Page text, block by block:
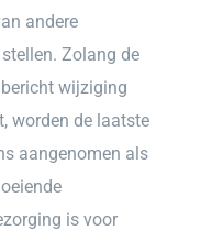
andere
Zolang de
wijziging
worden de laatste
aangenomen als
is voor